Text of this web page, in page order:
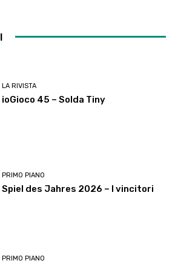
LA RIVISTA
ioGioco 45 – Solda Tiny
PRIMO PIANO
Spiel des Jahres 2026 – I vincitori
PRIMO PIANO